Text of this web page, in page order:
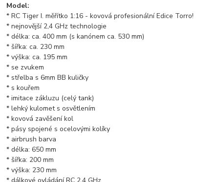
Model:
* RC Tiger I. měřítko 1:16 - kovová profesionální Edice Torro!
* nejnovější 2,4 GHz technologie
* délka: ca. 400 mm (s kanónem ca. 530 mm)
* šířka: ca. 230 mm
* výška: ca. 195 mm
* se zvukem
* střelba s 6mm BB kuličky
* s kouřem
* imitace zákluzu (celý tank)
* lehký kulomet s osvětlením
* kovová zavěšení kol
* pásy spojené s ocelovými kolíky
* airbrush barva
* délka: 650 mm
* šířka: 200 mm
* výška: 230 mm
* dálkové ovládání RC 2.4 GHz